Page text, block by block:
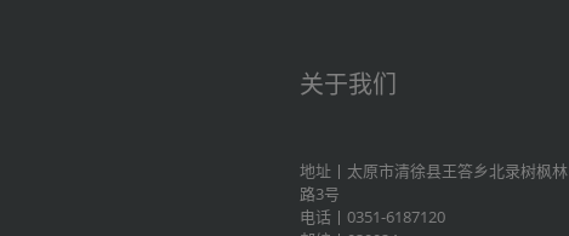
关于我们
地址丨太原市清徐县王答乡北录树枫林
路3号
电话丨0351-6187120